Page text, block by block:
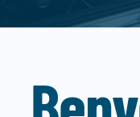
Blog
Lavora con noi